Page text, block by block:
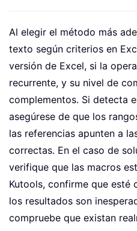
Al elegir el método más
texto según criterios en
versión de Excel, si la
recurrente, y su nivel de
complementos. Si detecta
asegúrese de que los
las referencias apunten a
correctas. En el caso de
verifique que las macros
Kutools, confirme que esté
los resultados son
compruebe que existan